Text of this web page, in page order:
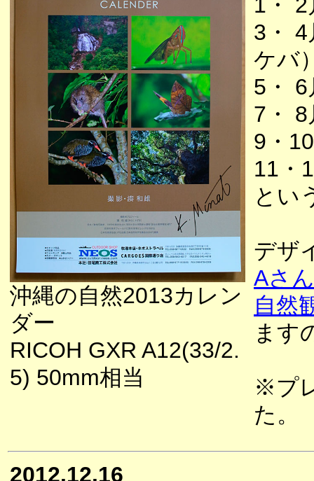
沖縄の自然2013カレン
ダー
RICOH GXR A12(33/2.
5) 50mm相当
3・
ケバ
5・
7・
9・
11・
とい
デザ
Aさん
自然
ます
※プ
た。
2012.12.16